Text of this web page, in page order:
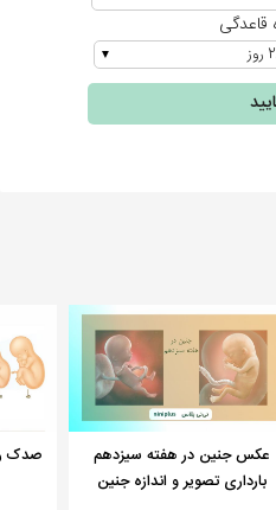
قاعدگی
▼
عکس جنین در هفته سیزدهم
بارداری تصویر و اندازه جنین
صدک